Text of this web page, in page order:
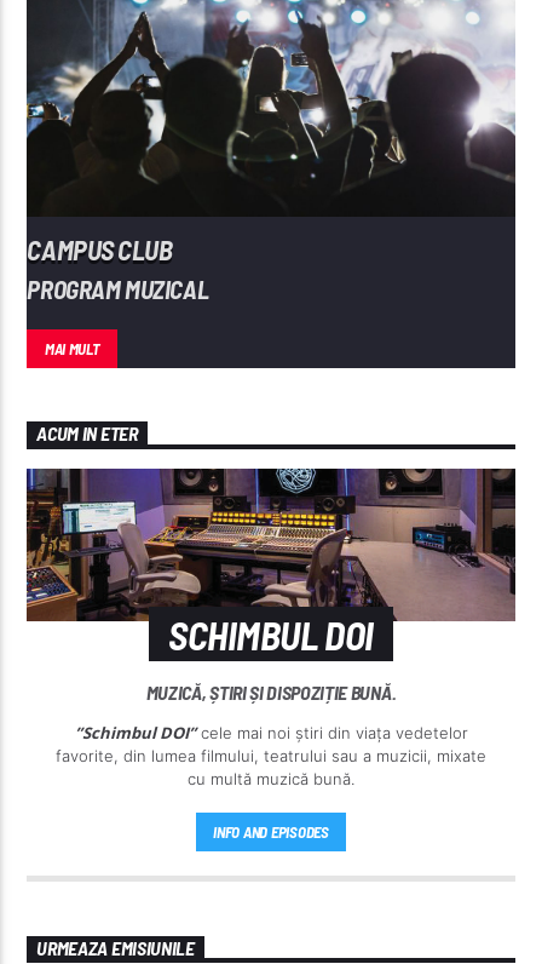
CAMPUS CLUB
PROGRAM MUZICAL
MAI MULT
ACUM IN ETER
SCHIMBUL DOI
MUZICĂ, ȘTIRI ȘI DISPOZIȚIE BUNĂ.
”Schimbul DOI”cele mai noi știri din viața vedetelor
favorite, din lumea filmului, teatrului sau a muzicii, mixate
cu multă muzică bună.
INFO AND EPISODES
URMEAZA EMISIUNILE